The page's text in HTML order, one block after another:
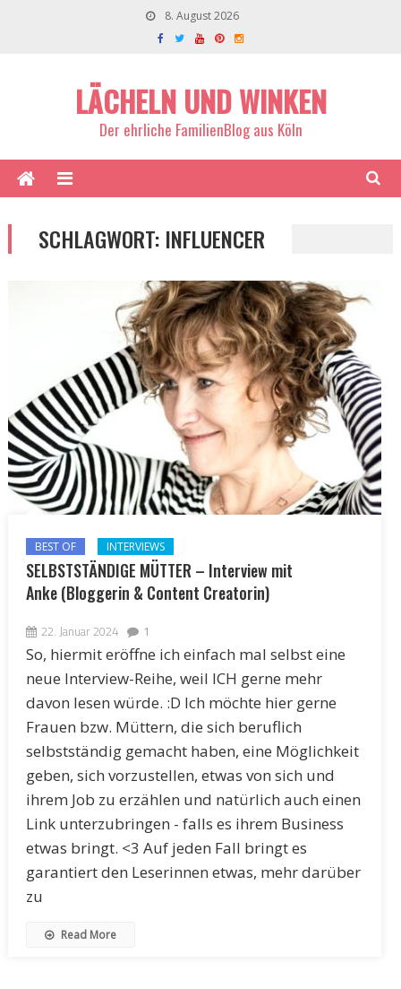
8. August 2026
LÄCHELN UND WINKEN
Der ehrliche FamilienBlog aus Köln
SCHLAGWORT: INFLUENCER
BEST OF INTERVIEWS
SELBSTSTÄNDIGE MÜTTER – Interview mit
Anke (Bloggerin & Content Creatorin)
22. Januar 2024 1
So, hiermit eröffne ich einfach mal selbst eine
neue Interview-Reihe, weil ICH gerne mehr
davon lesen würde. :D Ich möchte hier gerne
Frauen bzw. Müttern, die sich beruflich
selbstständig gemacht haben, eine Möglichkeit
geben, sich vorzustellen, etwas von sich und
ihrem Job zu erzählen und natürlich auch einen
Link unterzubringen - falls es ihrem Business
etwas bringt. <3 Auf jeden Fall bringt es
garantiert den Leserinnen etwas, mehr darüber
zu
Read More